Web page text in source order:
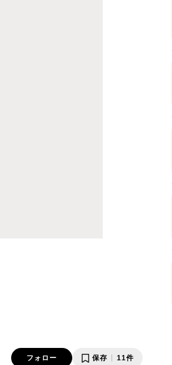
フォロー 保存 11件